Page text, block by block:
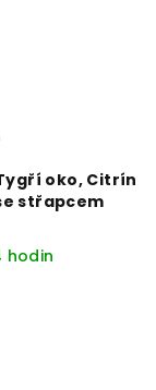
Tygří oko, Citrín
střapcem
hodin